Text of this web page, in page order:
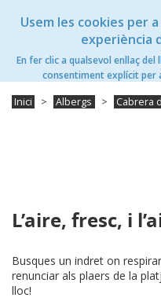
Usem les cookies per
experiència
En fer clic a qualsevol enllaç
consentiment explícit per
Toggle
Toggle
navigation
Cabrera de Mar
Inici Albergs Cabrera
L’aire, fresc, i
Busques un indret on
renunciar als plaers de la
lloc!